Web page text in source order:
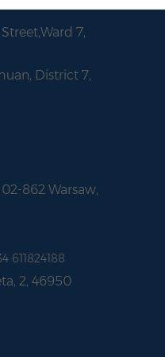
7,
District 7,
862 Warsaw,
611824188
2, 46950